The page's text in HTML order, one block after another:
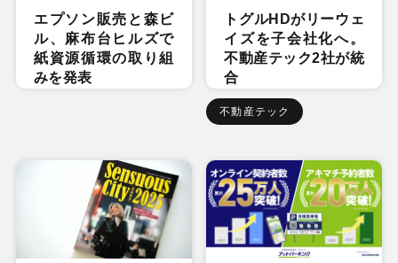
エプソン販売と森ビ
ル、麻布台ヒルズで
紙資源循環の取り組
みを発表
トグルHDがリーウェ
イズを子会社化へ。
不動産テック2社が統
合
不動産テック